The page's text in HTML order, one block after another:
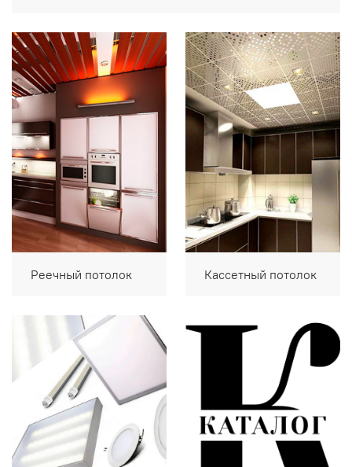
Реечный потолок Кассетный потолок